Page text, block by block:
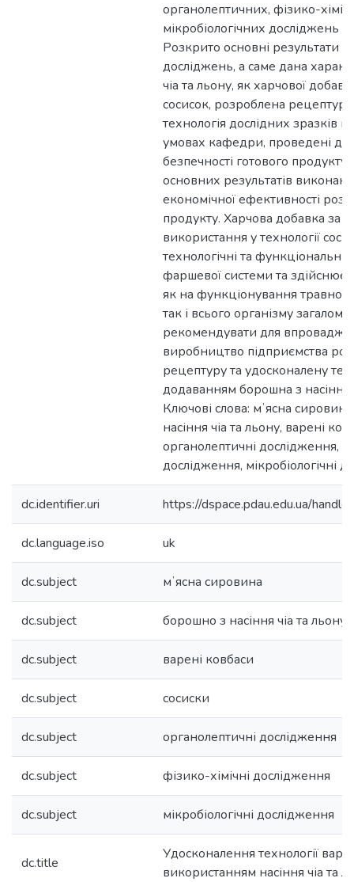
органолептичних, фізико-
мікробіологічних досліджень
Розкрито основні результати
досліджень, а саме дана
чіа та льону, як харчової
сосисок, розроблена
технологія дослідних зразків
умовах кафедри, проведені
безпечності готового
основних результатів
економічної ефективності
продукту. Харчова добавка за
використання у технології
технологічні та функціональні
фаршевої системи та
як на функціонування травної
так і всього організму
рекомендувати для
виробництво підприємства
рецептуру та удосконалену
додаванням борошна з насіння
Ключові слова: мʼясна
насіння чіа та льону, варені
органолептичні дослідження,
дослідження, мікробіологічні
dc.identifier.uri https://dspace.pdau.edu.ua/
dc.language.iso uk
dc.subject мʼясна сировина
dc.subject борошно з насіння чіа та льону
dc.subject варені ковбаси
dc.subject сосиски
dc.subject органолептичні дослідження
dc.subject фізико-хімічні дослідження
dc.subject мікробіологічні дослідження
dc.title
Удосконалення технології
використанням насіння чіа та